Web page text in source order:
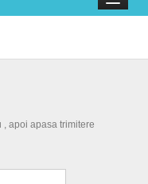
, apoi apasa trimitere